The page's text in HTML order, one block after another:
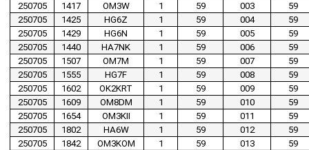
250705
1417 OM3W 1 59 003
59
250705
1425 HG6Z 1 59 004
59
250705
1429 HG6N 1 59 005
59
250705
1440 HA7NK 1 59 006
59
250705
1507 OM7M 1 59 007
59
250705
1555 HG7F 1 59 008
59
250705
1602 OK2KRT 1 59 009
59
250705
1609 OM8DM 1 59 010
59
250705
1654 OM3KII 1 59 011
59
250705
1802 HA6W 1 59 012
59
250705
1842 OM3KOM 1 59 013
59